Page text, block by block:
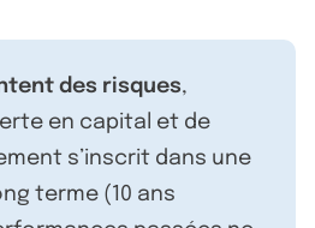
des risques,
en capital et de
s’inscrit dans une
terme (10 ans